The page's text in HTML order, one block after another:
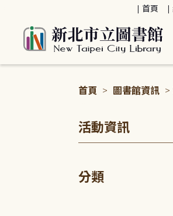
首頁
首頁 > 圖書館資訊 >
活動資訊
分類